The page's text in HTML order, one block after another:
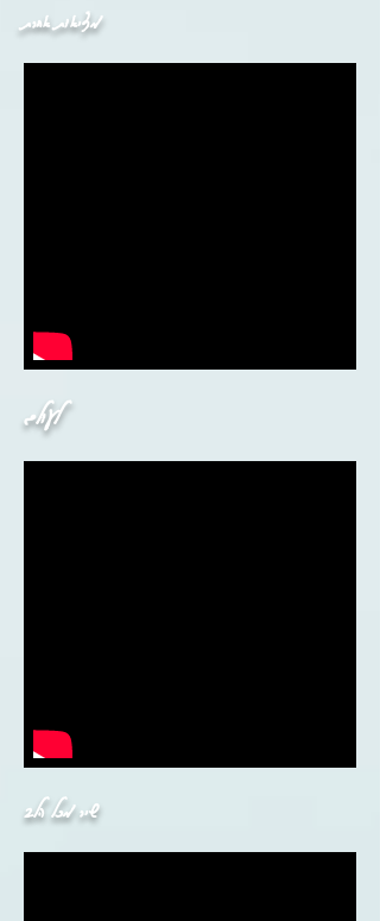
מציאות אחרת
לעולם
שיר מכל הלב